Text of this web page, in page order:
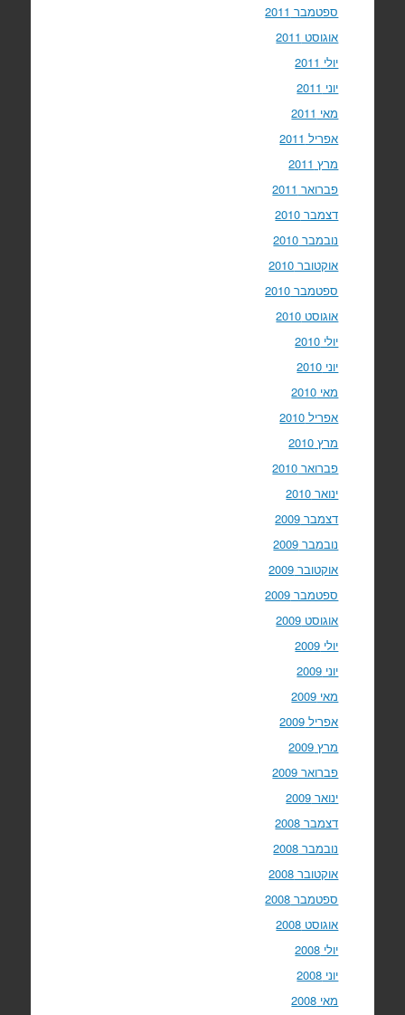
ספטמבר 2011
אוגוסט 2011
יולי 2011
יוני 2011
מאי 2011
אפריל 2011
מרץ 2011
פברואר 2011
דצמבר 2010
נובמבר 2010
אוקטובר 2010
ספטמבר 2010
אוגוסט 2010
יולי 2010
יוני 2010
מאי 2010
אפריל 2010
מרץ 2010
פברואר 2010
ינואר 2010
דצמבר 2009
נובמבר 2009
אוקטובר 2009
ספטמבר 2009
אוגוסט 2009
יולי 2009
יוני 2009
מאי 2009
אפריל 2009
מרץ 2009
פברואר 2009
ינואר 2009
דצמבר 2008
נובמבר 2008
אוקטובר 2008
ספטמבר 2008
אוגוסט 2008
יולי 2008
יוני 2008
מאי 2008